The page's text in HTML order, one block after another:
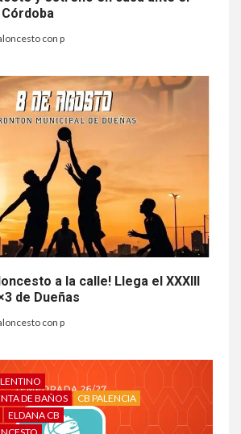
con p
a la calle! Llega el XXXIII
de Dueñas
con p
DE BAÑOS
CB PALENCIA
ELDANA CB